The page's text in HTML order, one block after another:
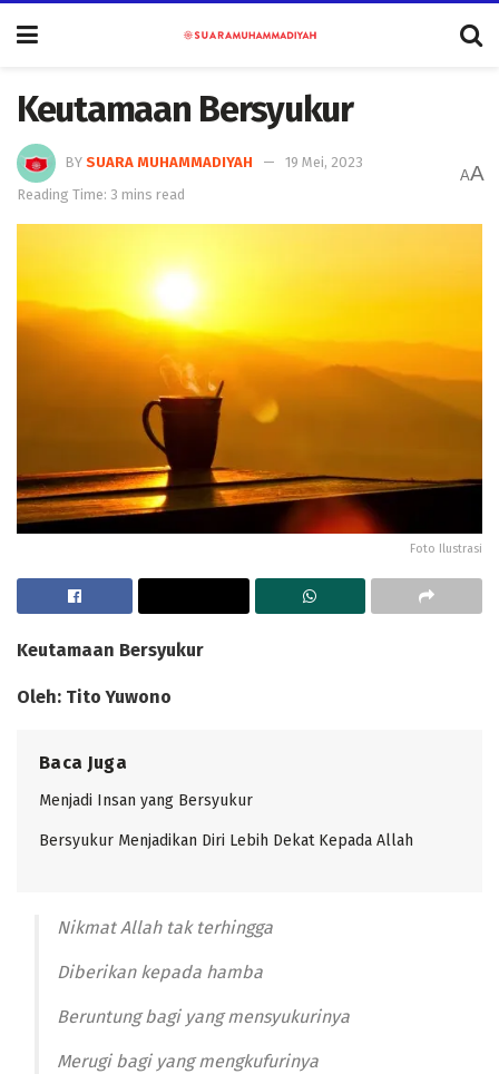
Keutamaan Bersyukur
BY SUARA MUHAMMADIYAH
19 Mei, 2023
Reading Time: 3 mins read
AA
Foto Ilustrasi
Keutamaan Bersyukur
Oleh: Tito Yuwono
Baca Juga
Menjadi Insan yang Bersyukur
Bersyukur Menjadikan Diri Lebih Dekat Kepada Allah
Nikmat Allah tak terhingga
Diberikan kepada hamba
Beruntung bagi yang mensyukurinya
Merugi bagi yang mengkufurinya